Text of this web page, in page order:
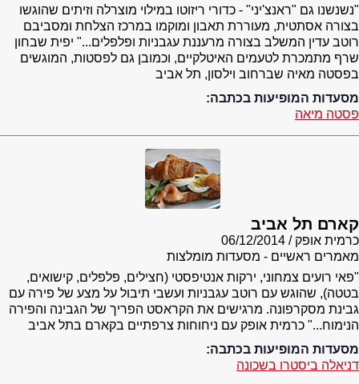
"נשנשנו גם "ראנצ'יני" - כדורי ריזוטו במילוי מוצרלה וזיתים שהוגשו
בצורה אסתטית, מעוררת תאבון ומוקמו במרכז הצלחת ומסביבם
רוטב עדין המשלב בצורה מרעננת עגבניות ופלפלים..." יפית שבחון
שרף מתמכרת לטעמים האיטלקיים, וכמובן גם לפסטות, המוגשים
בפסטה מאיה שברחוב וילסון, תל אביב
מסעדות המופיעות בכתבה:
פסטה מיאה
קארם תל אביב
כרמית אופק
06/12/2014
מאמרים ראשיים - מסעדות מומלצות
"פאי רועים צמחוני, ירקות אנטיפסטי (חצילים, פלפלים, קישואים,
בטטה), שהוגש עם רוטב עגבניות ועשבי תיבול על מצע של פירה עם
גבינת מסקרפונה. מרגישים את הקראסט הפריך של הגבינה והפירה
הנימוח..." כרמית אופק עם ניחוחות צרפתיים בקארם בתל אביב
מסעדות המופיעות בכתבה:
דניאלה ביסטרו בשכונה